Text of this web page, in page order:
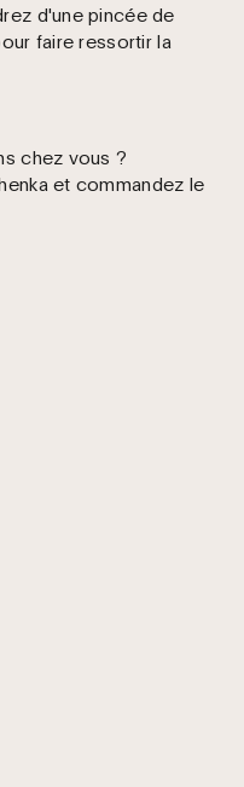
d'une pincée de
faire ressortir la
chez vous ?
et commandez le